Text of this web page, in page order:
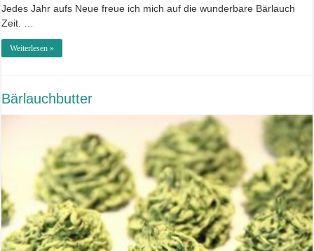
Jedes Jahr aufs Neue freue ich mich auf die wunderbare Bärlauch
Zeit. …
Weiterlesen »
Bärlauchbutter